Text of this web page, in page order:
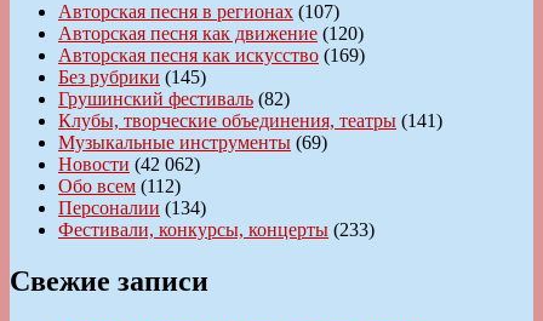
Авторская песня в регионах (107)
Авторская песня как движение (120)
Авторская песня как искусство (169)
Без рубрики (145)
Грушинский фестиваль (82)
Клубы, творческие объединения, театры (141)
Музыкальные инструменты (69)
Новости (42 062)
Обо всем (112)
Персоналии (134)
Фестивали, конкурсы, концерты (233)
Свежие записи